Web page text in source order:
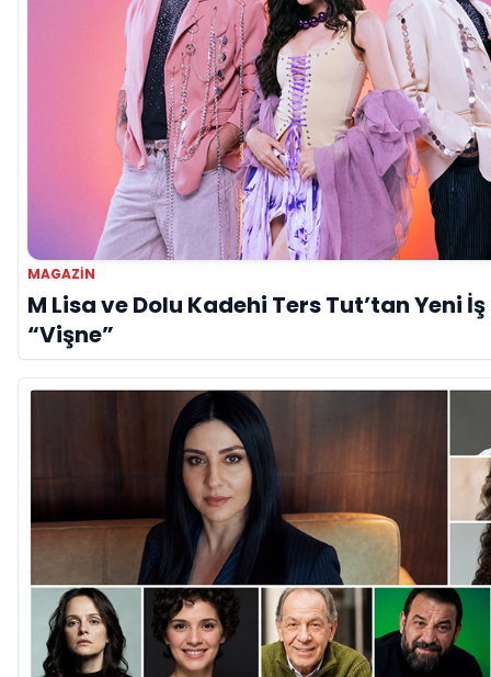
MAGAZİN
M Lisa ve Dolu Kadehi Ters Tut’tan Yeni
“Vişne”